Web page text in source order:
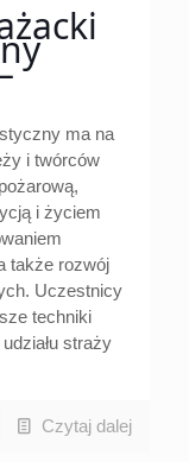
ma na
i twórców
i życiem
także rozwój
Uczestnicy
techniki
straży
Czytaj dalej